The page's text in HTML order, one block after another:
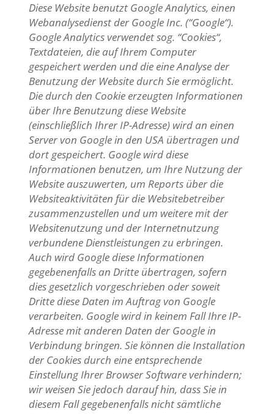
Diese Website benutzt Google Analytics, einen
Webanalysedienst der Google Inc. (“Google“).
Google Analytics verwendet sog. “Cookies“,
Textdateien, die auf Ihrem Computer
gespeichert werden und die eine Analyse der
Benutzung der Website durch Sie ermöglicht.
Die durch den Cookie erzeugten Informationen
über Ihre Benutzung diese Website
(einschließlich Ihrer IP-Adresse) wird an einen
Server von Google in den USA übertragen und
dort gespeichert. Google wird diese
Informationen benutzen, um Ihre Nutzung der
Website auszuwerten, um Reports über die
Websiteaktivitäten für die Websitebetreiber
zusammenzustellen und um weitere mit der
Websitenutzung und der Internetnutzung
verbundene Dienstleistungen zu erbringen.
Auch wird Google diese Informationen
gegebenenfalls an Dritte übertragen, sofern
dies gesetzlich vorgeschrieben oder soweit
Dritte diese Daten im Auftrag von Google
verarbeiten. Google wird in keinem Fall Ihre IP-
Adresse mit anderen Daten der Google in
Verbindung bringen. Sie können die Installation
der Cookies durch eine entsprechende
Einstellung Ihrer Browser Software verhindern;
wir weisen Sie jedoch darauf hin, dass Sie in
diesem Fall gegebenenfalls nicht sämtliche